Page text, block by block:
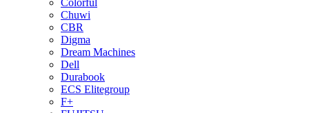
Colorful
Chuwi
CBR
Digma
Dream Machines
Dell
Durabook
ECS Elitegroup
F+